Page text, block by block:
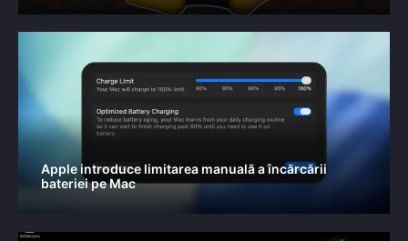
Apple introduce limitarea manuală a încărcării
bateriei pe Mac